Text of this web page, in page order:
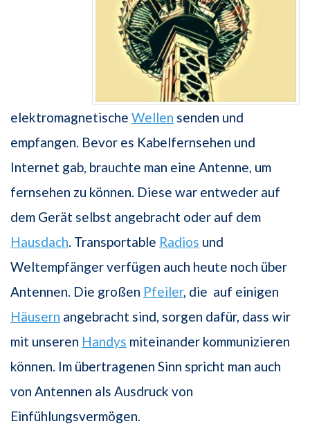
elektromagnetische Wellen senden und
empfangen. Bevor es Kabelfernsehen und
Internet gab, brauchte man eine Antenne, um
fernsehen zu können. Diese war entweder auf
dem Gerät selbst angebracht oder auf dem
Hausdach. Transportable Radios und
Weltempfänger verfügen auch heute noch über
Antennen. Die großen Pfeiler, die auf einigen
Häusern angebracht sind, sorgen dafür, dass wir
mit unseren Handys miteinander kommunizieren
können. Im übertragenen Sinn spricht man auch
von Antennen als Ausdruck von
Einfühlungsvermögen.